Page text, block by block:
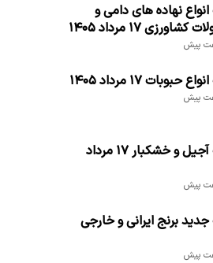
نهاده های دامی و
۱۷ مرداد ۱۴۰۵
حبوبات ۱۷ مرداد ۱۴۰۵
قیمت آجیل و خشکبار ۱۷ مرداد
برنج ایرانی و خارجی